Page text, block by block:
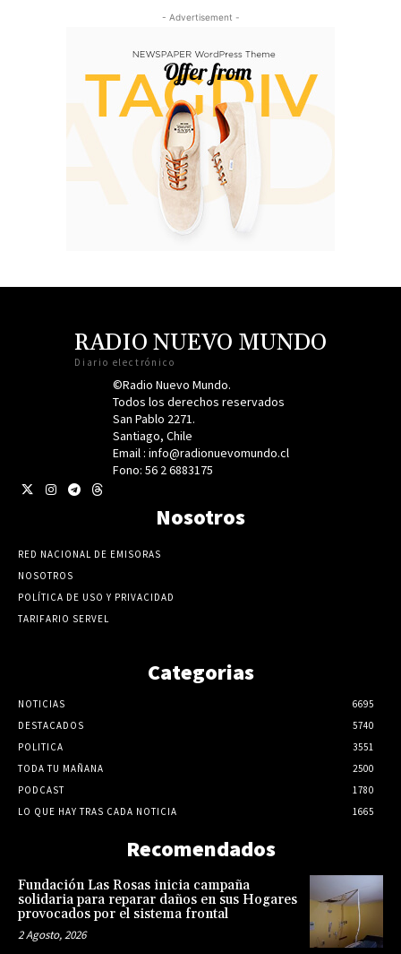
- Advertisement -
RADIO NUEVO MUNDO
Diario electrónico
©Radio Nuevo Mundo.
Todos los derechos reservados
San Pablo 2271.
Santiago, Chile
Email : info@radionuevomundo.cl
Fono: 56 2 6883175
Nosotros
RED NACIONAL DE EMISORAS
NOSOTROS
POLÍTICA DE USO Y PRIVACIDAD
TARIFARIO SERVEL
Categorias
NOTICIAS
6695
DESTACADOS
5740
POLITICA
3551
TODA TU MAÑANA
2500
PODCAST
1780
LO QUE HAY TRAS CADA NOTICIA
1665
Recomendados
Fundación Las Rosas inicia campaña
solidaria para reparar daños en sus Hogares
provocados por el sistema frontal
2 Agosto, 2026